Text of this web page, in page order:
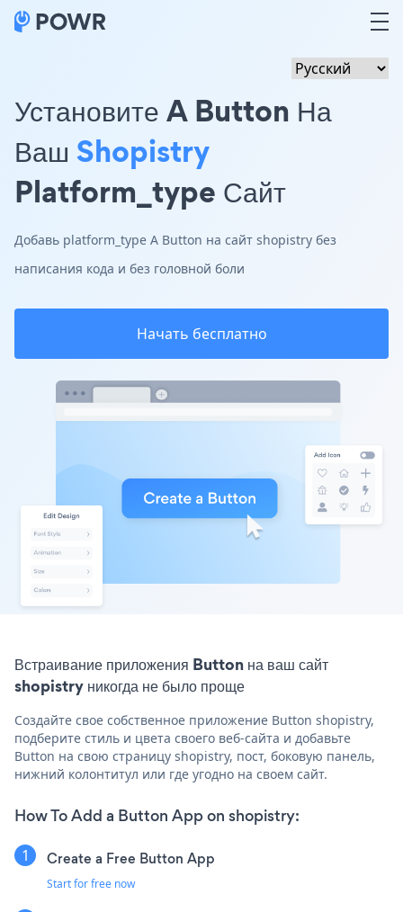
Установите A Button На
Ваш Shopistry
Platform_type Сайт
Добавь platform_type A Button на сайт shopistry без
написания кода и без головной боли
Начать бесплатно
Встраивание приложения Button на ваш сайт
shopistry никогда не было проще
Создайте свое собственное приложение Button shopistry,
подберите стиль и цвета своего веб-сайта и добавьте
Button на свою страницу shopistry, пост, боковую панель,
нижний колонтитул или где угодно на своем сайт.
How To Add a Button App on shopistry:
Create a Free Button App
Start for free now